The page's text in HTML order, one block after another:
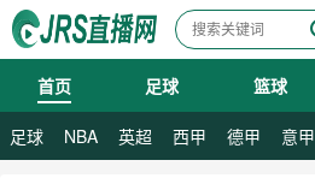
首页 足球 篮球
足球 NBA 英超 西甲 德甲 意甲
08月07日 星期五
08月08日 星期六